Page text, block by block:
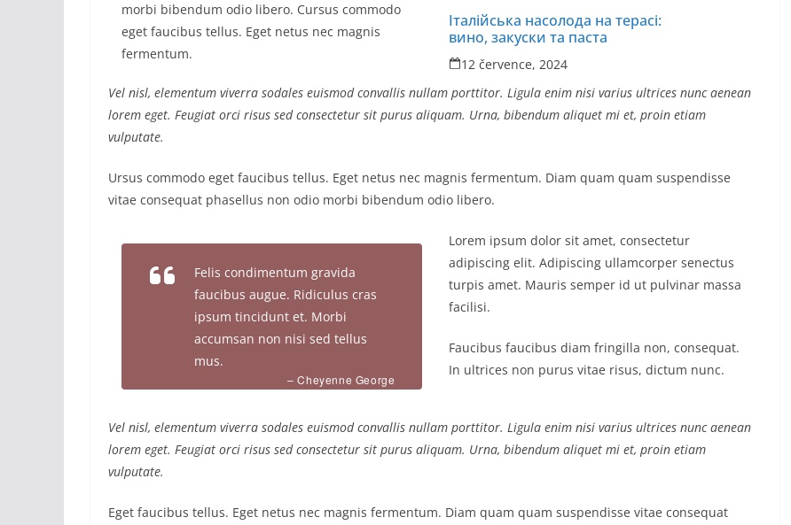
morbi bibendum odio libero. Cursus commodo
eget faucibus tellus. Eget netus nec magnis
fermentum.
Італійська насолода на терасі:
вино, закуски та паста
12 července, 2024
Vel nisl, elementum viverra sodales euismod convallis nullam porttitor. Ligula enim nisi varius ultrices nunc aenean
lorem eget. Feugiat orci risus sed consectetur sit purus aliquam. Urna, bibendum aliquet mi et, proin etiam
vulputate.
Ursus commodo eget faucibus tellus. Eget netus nec magnis fermentum. Diam quam quam suspendisse
vitae consequat phasellus non odio morbi bibendum odio libero.
Felis condimentum gravida
faucibus augue. Ridiculus cras
ipsum tincidunt et. Morbi
accumsan non nisi sed tellus
mus.
– Cheyenne George
Lorem ipsum dolor sit amet, consectetur
adipiscing elit. Adipiscing ullamcorper senectus
turpis amet. Mauris semper id ut pulvinar massa
facilisi.
Faucibus faucibus diam fringilla non, consequat.
In ultrices non purus vitae risus, dictum nunc.
Vel nisl, elementum viverra sodales euismod convallis nullam porttitor. Ligula enim nisi varius ultrices nunc aenean
lorem eget. Feugiat orci risus sed consectetur sit purus aliquam. Urna, bibendum aliquet mi et, proin etiam
vulputate.
Eget faucibus tellus. Eget netus nec magnis fermentum. Diam quam quam suspendisse vitae consequat